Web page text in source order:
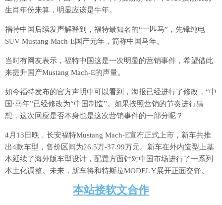
生肖年份来算，明显应该是牛年。
福特中国后续发声解释到，福特最知名的“一匹马”，先锋纯电
SUV Mustang Mach-E国产元年，简称中国马年。
当时有网友表示，福特中国这是一次明显的营销事件，希望借此
来提升国产Mustang Mach-E的声量。
如今福特发布的官方声明中可以看到，海报已经进行了修改，“中
国·马年”已经修改为“中国制造”。如果按照营销的节奏进行猜
想，这次回应是否本身也是这次营销事件的一部分呢？
4月13日晚，长安福特Mustang Mach-E宣布正式上市，新车共推
出4款车型，售价区间为26.5万-37.99万元。新车在外内造型上基
本延续了海外版车型设计，配置方面针对中国市场进行了一系列
本土化调整。未来，新车将和特斯拉MODEL Y展开正面交锋。
本站接软文合作